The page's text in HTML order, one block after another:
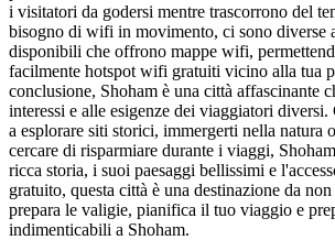
i visitatori da godersi mentre trascorrono del
bisogno di wifi in movimento, ci sono diverse
disponibili che offrono mappe wifi,
facilmente hotspot wifi gratuiti vicino alla
conclusione, Shoham è una città affascinante
interessi e alle esigenze dei viaggiatori diversi.
a esplorare siti storici, immergerti nella natura
cercare di risparmiare durante i viaggi,
ricca storia, i suoi paesaggi bellissimi e
gratuito, questa città è una destinazione da
prepara le valigie, pianifica il tuo viaggio e
indimenticabili a Shoham.